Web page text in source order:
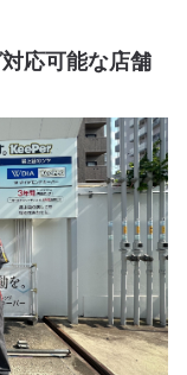
応可能な店舗